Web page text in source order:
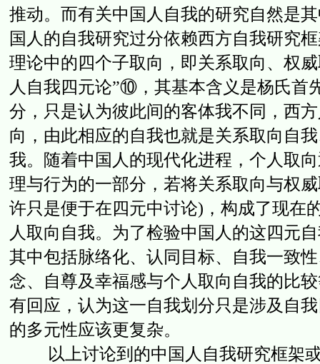
推动。而有关中国人自我的研究自然是
国人的自我研究过分依赖西方自我研究
理论中的四个子取向，即关系取向、权
人自我四元论”⑩，其基本含义是杨氏首
分，只是认为彼此间的客体我不同，西
向，由此相应的自我也就是关系取向自
我。随着中国人的现代化进程，个人取
理与行为的一部分，若将关系取向与权
许只是便于在四元中讨论)，构成了现在
人取向自我。为了检验中国人的这四元
其中包括脉络化、认同目标、自我一致
念、自尊及幸福感与个人取向自我的比
有回应，认为这一自我划分只是涉及自
的多元性应该更复杂。
以上讨论到的中国人自我研究框架或